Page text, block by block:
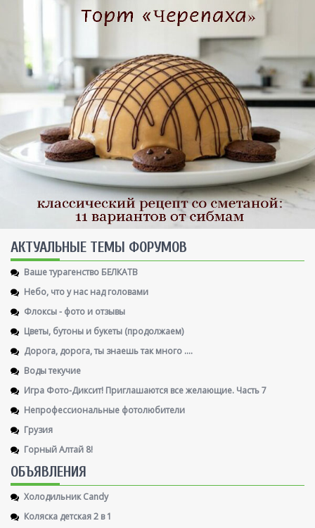
AКТУАЛЬНЫЕ ТЕМЫ ФОРУМОВ
Ваше турагенство БЕЛКАТВ
Небо, что у нас над головами
Флоксы - фото и отзывы
Цветы, бутоны и букеты (продолжаем)
Дорога, дорога, ты знаешь так много ....
Воды текучие
Игра Фото-Диксит! Приглашаются все желающие. Часть 7
Непрофессиональные фотолюбители
Грузия
Горный Алтай 8!
ОБЪЯВЛЕНИЯ
Холодильник Candy
Коляска детская 2 в 1